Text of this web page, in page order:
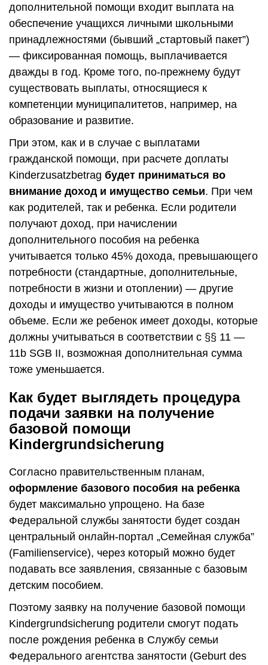
дополнительной помощи входит выплата на
обеспечение учащихся личными школьными
принадлежностями (бывший „стартовый пакет”)
— фиксированная помощь, выплачивается
дважды в год. Кроме того, по-прежнему будут
существовать выплаты, относящиеся к
компетенции муниципалитетов, например, на
образование и развитие.
При этом, как и в случае с выплатами
гражданской помощи, при расчете доплаты
Kinderzusatzbetrag будет приниматься во
внимание доход и имущество семьи. При чем
как родителей, так и ребенка. Если родители
получают доход, при начислении
дополнительного пособия на ребенка
учитывается только 45% дохода, превышающего
потребности (стандартные, дополнительные,
потребности в жизни и отоплении) — другие
доходы и имущество учитываются в полном
объеме. Если же ребенок имеет доходы, которые
должны учитываться в соответствии с §§ 11 —
11b SGB II, возможная дополнительная сумма
тоже уменьшается.
Как будет выглядеть процедура
подачи заявки на получение
базовой помощи
Kindergrundsicherung
Согласно правительственным планам,
оформление базового пособия на ребенка
будет максимально упрощено. На базе
Федеральной службы занятости будет создан
центральный онлайн-портал „Семейная служба”
(Familienservice), через который можно будет
подавать все заявления, связанные с базовым
детским пособием.
Поэтому заявку на получение базовой помощи
Kindergrundsicherung родители смогут подать
после рождения ребенка в Службу семьи
Федерального агентства занятости (Geburt des